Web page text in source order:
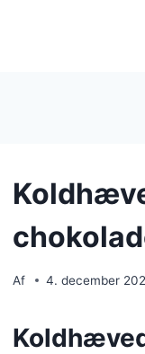
Af 4. december